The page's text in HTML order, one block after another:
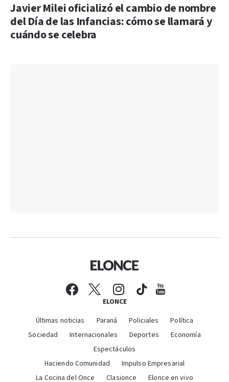
Javier Milei oficializó el cambio de nombre
del Día de las Infancias: cómo se llamará y
cuándo se celebra
ELONCE
Últimas noticias Paraná Policiales
Política
Sociedad
Internacionales Deportes
Economía
Espectáculos
Haciendo Comunidad
Impulso Empresarial
La Cocina del Once
Clasionce Elonce en vivo